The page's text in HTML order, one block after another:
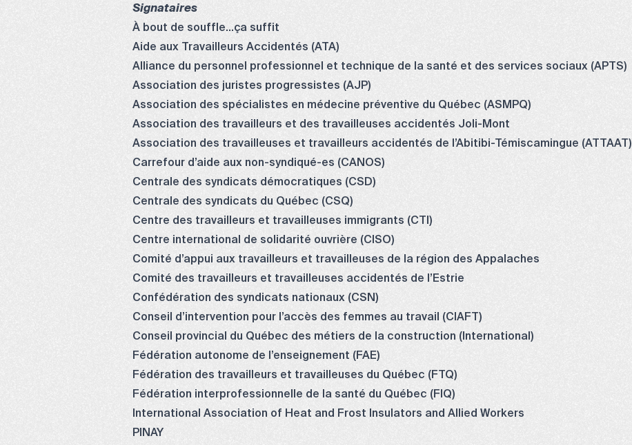
Signataires
À bout de souffle…ça suffit
Aide aux Travailleurs Accidentés (ATA)
Alliance du personnel professionnel et technique de la santé et des services sociaux (APTS)
Association des juristes progressistes (AJP)
Association des spécialistes en médecine préventive du Québec (ASMPQ)
Association des travailleurs et des travailleuses accidentés Joli-Mont
Association des travailleuses et travailleurs accidentés de l’Abitibi-Témiscamingue (ATTAAT)
Carrefour d’aide aux non-syndiqué-es (CANOS)
Centrale des syndicats démocratiques (CSD)
Centrale des syndicats du Québec (CSQ)
Centre des travailleurs et travailleuses immigrants (CTI)
Centre international de solidarité ouvrière (CISO)
Comité d’appui aux travailleurs et travailleuses de la région des Appalaches
Comité des travailleurs et travailleuses accidentés de l’Estrie
Confédération des syndicats nationaux (CSN)
Conseil d’intervention pour l’accès des femmes au travail (CIAFT)
Conseil provincial du Québec des métiers de la construction (International)
Fédération autonome de l’enseignement (FAE)
Fédération des travailleurs et travailleuses du Québec (FTQ)
Fédération interprofessionnelle de la santé du Québec (FIQ)
International Association of Heat and Frost Insulators and Allied Workers
PINAY